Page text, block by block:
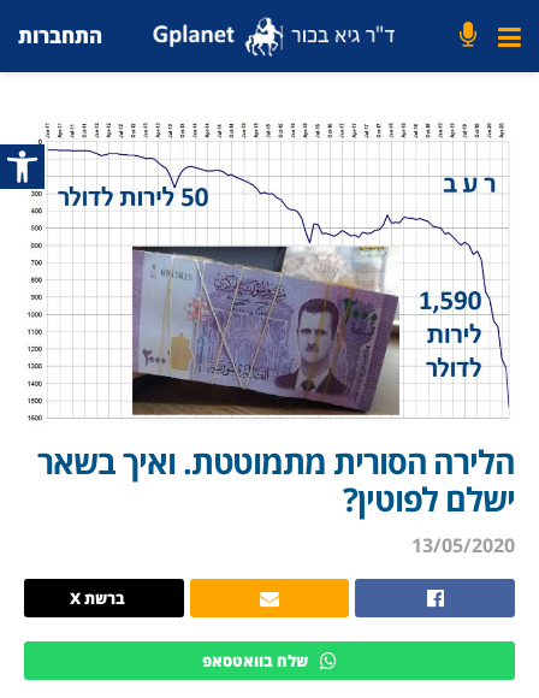
פתח
התחברות
הלירה הסורית מתמוטטת. ואיך בשאר
ישלם לפוטין?
13/05/2020
ברשת X
שלח בוואטסאפ